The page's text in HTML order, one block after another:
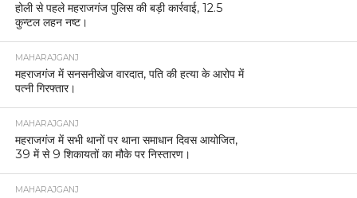
होली से पहले महराजगंज पुलिस की बड़ी कार्रवाई, 12.5
कुन्टल लहन नष्ट।
MAHARAJGANJ
महराजगंज में सनसनीखेज वारदात, पति की हत्या के आरोप में
पत्नी गिरफ्तार।
MAHARAJGANJ
महराजगंज में सभी थानों पर थाना समाधान दिवस आयोजित,
39 में से 9 शिकायतों का मौके पर निस्तारण।
MAHARAJGANJ